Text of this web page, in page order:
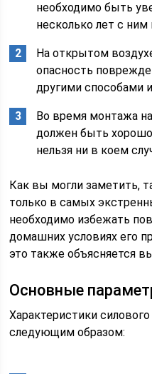
необходимо быть
несколько лет с ним
На открытом
опасность
другими способами
Во время монтажа
должен быть хорошо
нельзя ни в коем
Как вы могли заметить,
только в самых
необходимо избежать
домашних условиях его
это также объясняется
Основные
Характеристики
следующим образом: